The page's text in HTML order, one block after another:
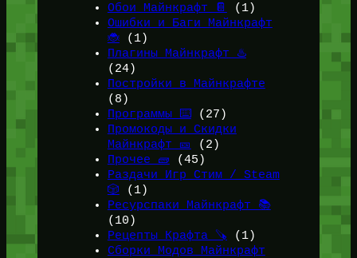
Обои Майнкрафт 📔
(1)
Ошибки и Баги Майнкрафт
🐞(1)
Плагины Майнкрафт ♨️
(24)
Постройки в Майнкрафте
(8)
Программы ⌨️ (27)
Промокоды и Скидки
Майнкрафт 🎫
(2)
Прочее 🧱 (45)
Раздачи Игр Стим / Steam
🎲 (1)
Ресурспаки Майнкрафт 📚
(10)
Рецепты Крафта 🪚 (1)
Сборки Модов Майнкрафт